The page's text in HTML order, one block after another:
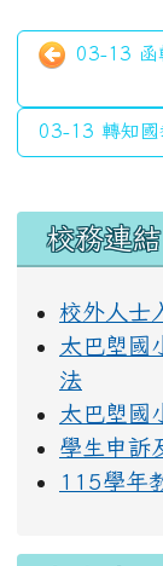
03-13 函
03-13 轉知國
左邊區域內
校務連結
校外人士
太巴塱國
法
太巴塱國
學生申訴
115學年